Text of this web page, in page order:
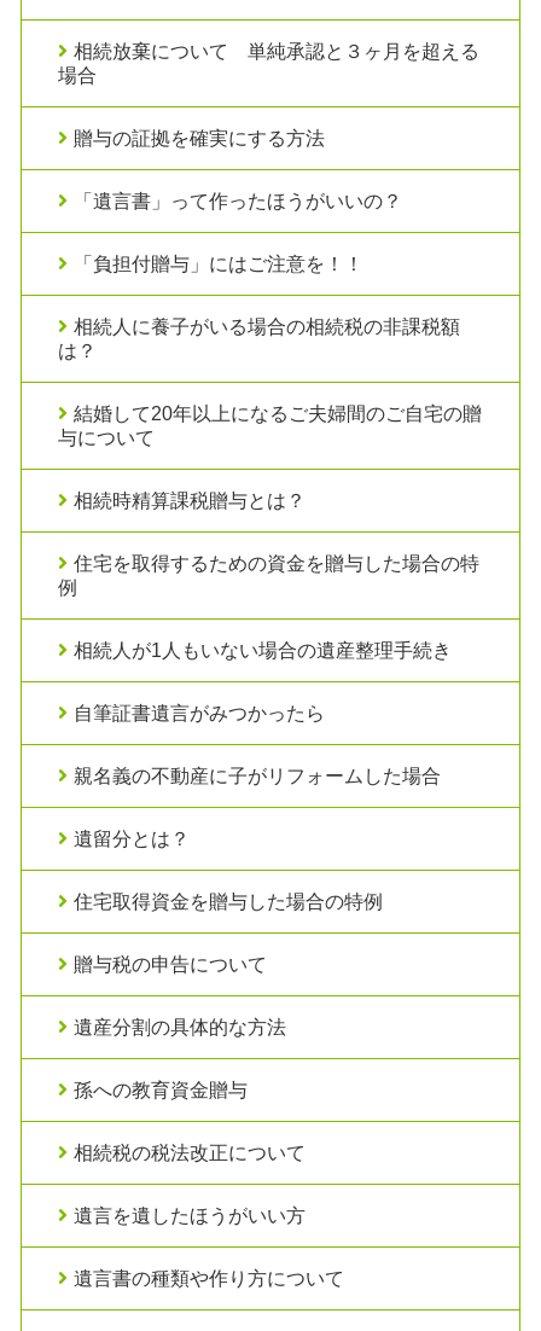
相続放棄について 単純承認と３ヶ月を超える
場合
贈与の証拠を確実にする方法
「遺言書」って作ったほうがいいの？
「負担付贈与」にはご注意を！！
相続人に養子がいる場合の相続税の非課税額
は？
結婚して20年以上になるご夫婦間のご自宅の贈
与について
相続時精算課税贈与とは？
住宅を取得するための資金を贈与した場合の特
例
相続人が1人もいない場合の遺産整理手続き
自筆証書遺言がみつかったら
親名義の不動産に子がリフォームした場合
遺留分とは？
住宅取得資金を贈与した場合の特例
贈与税の申告について
遺産分割の具体的な方法
孫への教育資金贈与
相続税の税法改正について
遺言を遺したほうがいい方
遺言書の種類や作り方について